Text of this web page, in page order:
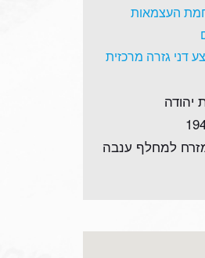
העצמאות
דני גזרה מרכזית
יהודה
למחלף ענבה